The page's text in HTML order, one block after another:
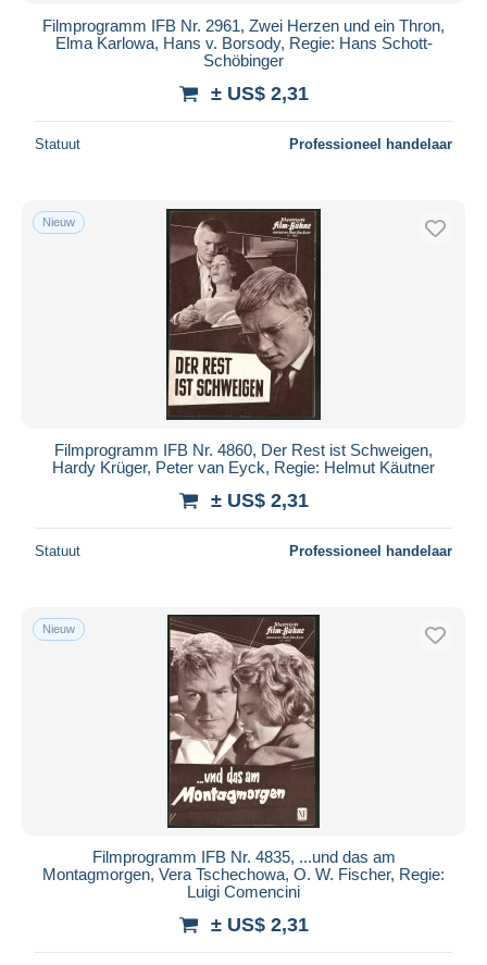
Filmprogramm IFB Nr. 2961, Zwei Herzen und ein Thron,
Elma Karlowa, Hans v. Borsody, Regie: Hans Schott-
Schöbinger
± US$ 2,31
Statuut Professioneel handelaar
Nieuw
Filmprogramm IFB Nr. 4860, Der Rest ist Schweigen,
Hardy Krüger, Peter van Eyck, Regie: Helmut Käutner
± US$ 2,31
Statuut Professioneel handelaar
Nieuw
Filmprogramm IFB Nr. 4835, ...und das am
Montagmorgen, Vera Tschechowa, O. W. Fischer, Regie:
Luigi Comencini
± US$ 2,31